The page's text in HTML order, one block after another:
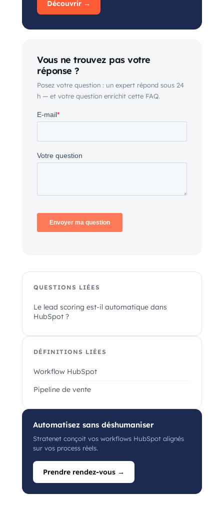
Découvrir →
Vous ne trouvez pas votre
réponse ?
Posez votre question : un expert répond sous 24
h — et votre question enrichit cette FAQ.
QUESTIONS LIÉES
Le lead scoring est-il automatique dans
HubSpot ?
DÉFINITIONS LIÉES
Workflow HubSpot
Pipeline de vente
Automatisez sans déshumaniser
Stratenet conçoit vos workflows HubSpot alignés
sur vos process réels.
Prendre rendez-vous →